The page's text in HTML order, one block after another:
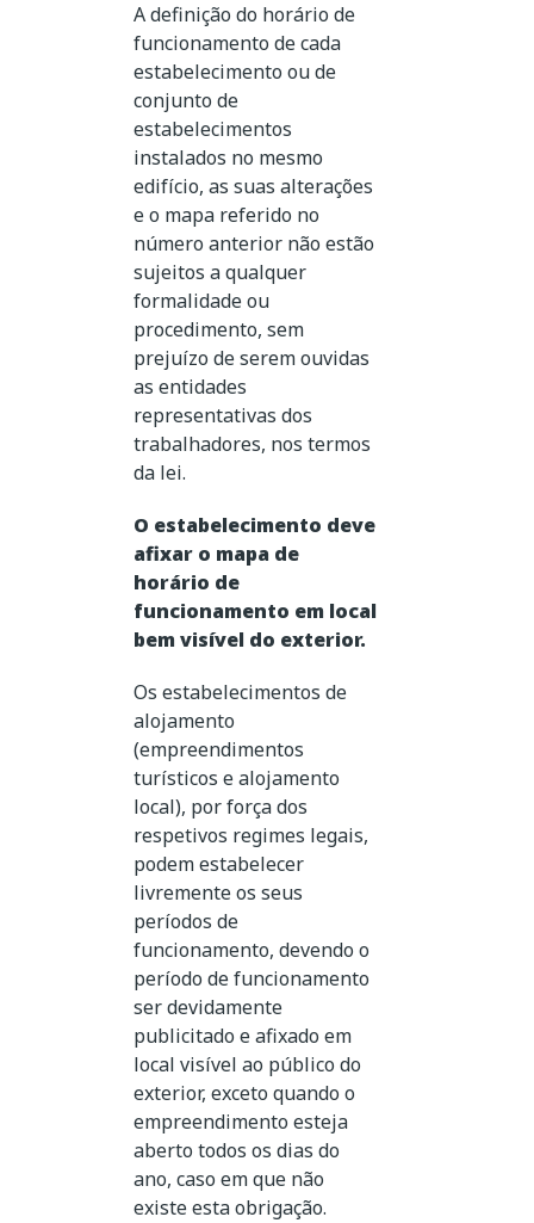
A definição do horário de
funcionamento de cada
estabelecimento ou de
conjunto de
estabelecimentos
instalados no mesmo
edifício, as suas alterações
e o mapa referido no
número anterior não estão
sujeitos a qualquer
formalidade ou
procedimento, sem
prejuízo de serem ouvidas
as entidades
representativas dos
trabalhadores, nos termos
da lei.
O estabelecimento deve
afixar o mapa de
horário de
funcionamento em local
bem visível do exterior.
Os estabelecimentos de
alojamento
(empreendimentos
turísticos e alojamento
local), por força dos
respetivos regimes legais,
podem estabelecer
livremente os seus
períodos de
funcionamento, devendo o
período de funcionamento
ser devidamente
publicitado e afixado em
local visível ao público do
exterior, exceto quando o
empreendimento esteja
aberto todos os dias do
ano, caso em que não
existe esta obrigação.